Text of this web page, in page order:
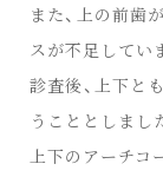
また、上の前歯
スが不足してい
診査後、上下と
うこととしまし
上下のアーチコ